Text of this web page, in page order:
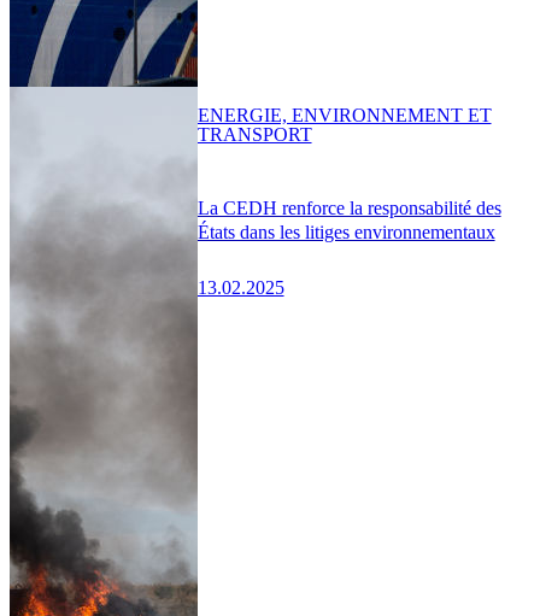
La CEDH renforce la responsabilité des
États dans les litiges environnementaux
13.02.2025
ENERGIE, ENVIRONNEMENT ET
TRANSPORT